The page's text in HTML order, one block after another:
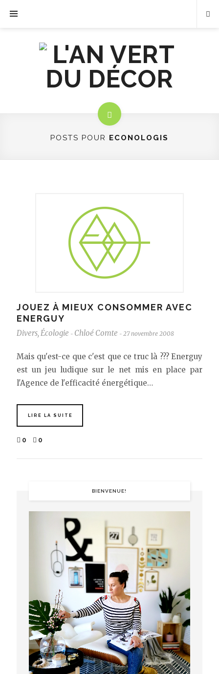
POSTS POUR ECONOLOGIS
JOUEZ À MIEUX CONSOMMER AVEC
ENERGUY
Divers, Écologie - Chloé Comte - 27 novembre 2008
Mais qu'est-ce que c'est que ce truc là ??? Energuy
est un jeu ludique sur le net mis en place par
l'Agence de l'efficacité énergétique…
LIRE LA SUITE
0 0
BIENVENUE!